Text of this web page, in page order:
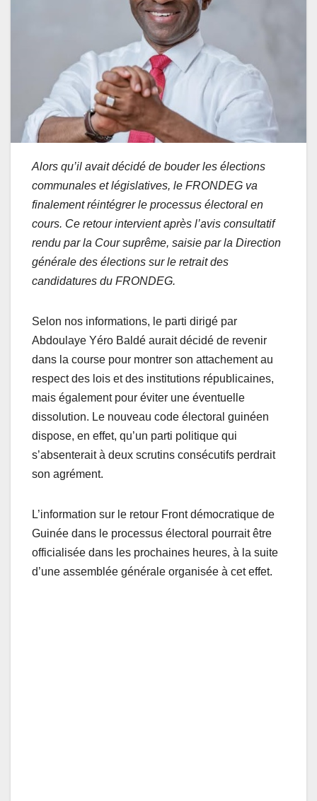
Alors qu’il avait décidé de bouder les élections
communales et législatives, le FRONDEG va
finalement réintégrer le processus électoral en
cours. Ce retour intervient après l’avis consultatif
rendu par la Cour suprême, saisie par la Direction
générale des élections sur le retrait des
candidatures du FRONDEG.
Selon nos informations, le parti dirigé par
Abdoulaye Yéro Baldé aurait décidé de revenir
dans la course pour montrer son attachement au
respect des lois et des institutions républicaines,
mais également pour éviter une éventuelle
dissolution. Le nouveau code électoral guinéen
dispose, en effet, qu’un parti politique qui
s’absenterait à deux scrutins consécutifs perdrait
son agrément.
L’information sur le retour Front démocratique de
Guinée dans le processus électoral pourrait être
officialisée dans les prochaines heures, à la suite
d’une assemblée générale organisée à cet effet.